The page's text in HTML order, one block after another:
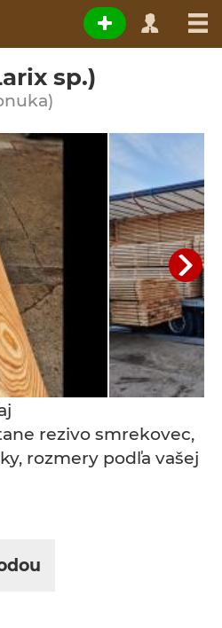
sp.)
rezivo smrekovec,
rozmery podľa vašej